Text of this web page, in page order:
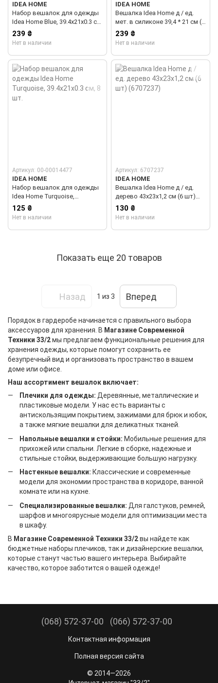
IDEA HOME
Набор вешалок для одежды
Idea Home Blue, 39.4х21х0.3 см,
8 шт.
239 ₴
Нет в наличии
IDEA HOME
Вешалка Idea Home д / ед.
мет. в силиконе 39,4 * 21 см (8
шт) Розовый (6707233)
239 ₴
Нет в наличии
Артикул: 00-00014477
IDEA HOME
Набор вешалок для одежды
Idea Home Turquoise,
39.4х21х0.3 см, 8 шт.
125 ₴
Нет в наличии
Артикул: 6707237
IDEA HOME
Вешалка Idea Home д / ед.
дерево 43х23х1,2 см (6 шт)
(6707237)
130 ₴
Нет в наличии
Показать еще 20 товаров
Назад 1 из 3 Вперед
Порядок в гардеробе начинается с правильного выбора
аксессуаров для хранения. В Магазине Современной
Техники 33/2мы предлагаем функциональные решения для
хранения одежды, которые помогут сохранить ее
безупречный вид и организовать пространство в вашем
доме или офисе.
Наш ассортимент вешалок включает:
Плечики для одежды: Деревянные, металлические и
пластиковые модели. У нас есть варианты с
антискользящим покрытием, зажимами для брюк и юбок,
а также мягкие вешалки для деликатных тканей.
Напольные вешалки и стойки: Мобильные решения для
прихожей или спальни. Легкие в сборке, надежные и
стильные стойки, выдерживающие большую нагрузку.
Настенные вешалки: Классические и современные
модели для экономии пространства в коридоре, ванной
комнате или на кухне.
Специализированные вешалки: Для галстуков, ремней,
шарфов и многоярусные модели для оптимизации места
в шкафу.
В Магазине Современной Техники 33/2вы найдете как
бюджетные наборы плечиков, так и дизайнерские вешалки,
которые станут частью вашего интерьера. Выбирайте
качество, которое заботится о вашей одежде!
(068) 572-37-00 (066) 572-37-00
Контактная информация
Полная версия сайта
© 2014—2026